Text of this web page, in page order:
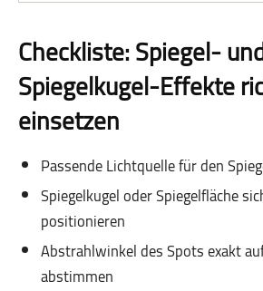
Checkliste: Spiegel-
Spiegelkugel-Effekte
einsetzen
Passende Lichtquelle für den
Spiegelkugel oder Spiegelfläche
positionieren
Abstrahlwinkel des Spots exakt
abstimmen